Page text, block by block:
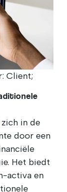
Client;
in de
door een
Het biedt
activa en